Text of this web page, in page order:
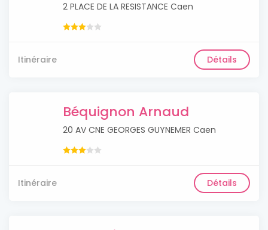
2 PLACE DE LA RESISTANCE Caen
Itinéraire Détails
Béquignon Arnaud
20 AV CNE GEORGES GUYNEMER Caen
Itinéraire Détails